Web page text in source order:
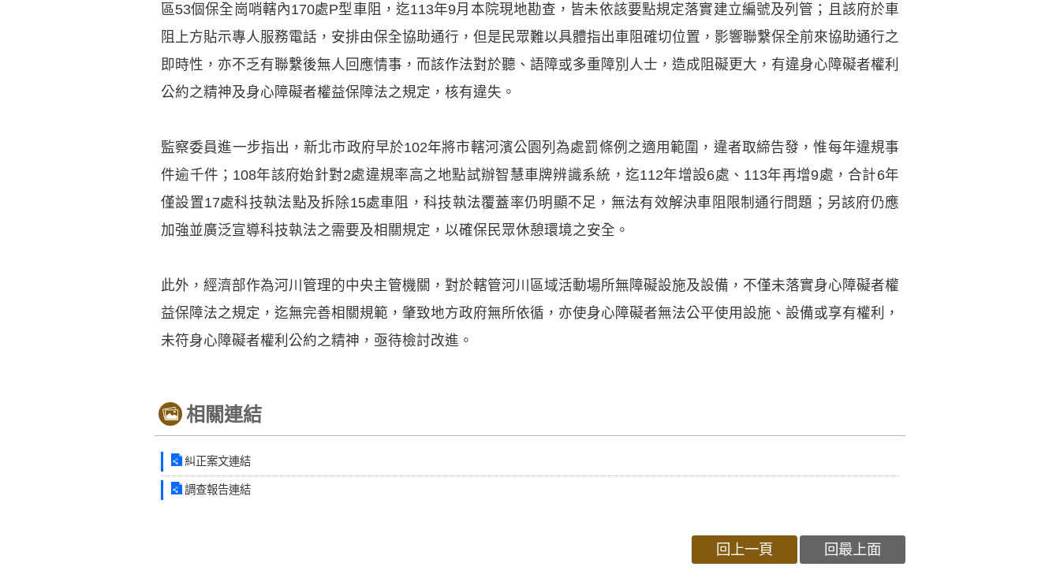
區53個保全崗哨轄內170處P型車阻，迄113年9月本院現地勘查，皆未依該要點規定落實建立編號及列管；且該府於車
阻上方貼示專人服務電話，安排由保全協助通行，但是民眾難以具體指出車阻確切位置，影響聯繫保全前來協助通行之
即時性，亦不乏有聯繫後無人回應情事，而該作法對於聽、語障或多重障別人士，造成阻礙更大，有違身心障礙者權利
公約之精神及身心障礙者權益保障法之規定，核有違失。
監察委員進一步指出，新北市政府早於102年將市轄河濱公園列為處罰條例之適用範圍，違者取締告發，惟每年違規事
件逾千件；108年該府始針對2處違規率高之地點試辦智慧車牌辨識系統，迄112年增設6處、113年再增9處，合計6年
僅設置17處科技執法點及拆除15處車阻，科技執法覆蓋率仍明顯不足，無法有效解決車阻限制通行問題；另該府仍應
加強並廣泛宣導科技執法之需要及相關規定，以確保民眾休憩環境之安全。
此外，經濟部作為河川管理的中央主管機關，對於轄管河川區域活動場所無障礙設施及設備，不僅未落實身心障礙者權
益保障法之規定，迄無完善相關規範，肇致地方政府無所依循，亦使身心障礙者無法公平使用設施、設備或享有權利，
未符身心障礙者權利公約之精神，亟待檢討改進。
相關連結
糾正案文連結
調查報告連結
回上一頁 回最上面